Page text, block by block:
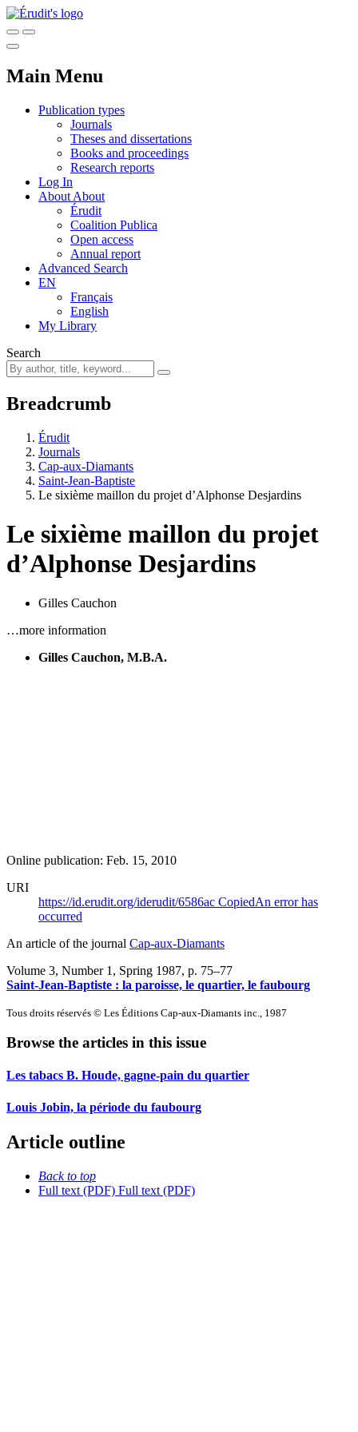
Main Menu
Publication types
Journals
Theses and dissertations
Books and proceedings
Research reports
Log In
About About
Érudit
Coalition Publica
Open access
Annual report
Advanced Search
EN
Français
English
My Library
Search
Breadcrumb
Érudit
Journals
Cap-aux-Diamants
Saint-Jean-Baptiste
Le sixième maillon du projet d’Alphonse Desjardins
Le sixième maillon du projet
d’Alphonse Desjardins
Gilles Cauchon
…more information
Gilles Cauchon, M.B.A.
Online publication: Feb. 15, 2010
URI
https://id.erudit.org/iderudit/6586ac CopiedAn error has
occurred
An article of the journal Cap-aux-Diamants
Volume 3, Number 1, Spring 1987, p. 75–77
Saint-Jean-Baptiste : la paroisse, le quartier, le faubourg
Tous droits réservés © Les Éditions Cap-aux-Diamants inc., 1987
Browse the articles in this issue
Les tabacs B. Houde, gagne-pain du quartier
Louis Jobin, la période du faubourg
Article outline
Back to top
Full text (PDF) Full text (PDF)